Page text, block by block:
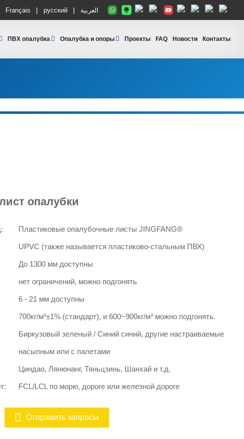
Français | русский | العربية
ПВХ опалубка Опалубка и опоры Проекты FAQ Новости Контакты
опалубки
Пластиковые опалубочные листы JINGFANG®
UPVC (также называется пластиково-стальным ПВХ)
До 1300 мм доступны
нет ограничений, можно подгонять
6 - 21 мм доступны
700кг/м³±1% (стандарт), и 600~900кг/м³ можно подгонять.
Биркузовый зеленый / Синий синий, другие настраиваемые
насыпным или с палетами
Циндао, Лянюнанг, Тяньцзинь, Шанхай и т.д.
FCL/LCL по морю, дороге или железной дороге
Отправить запросы